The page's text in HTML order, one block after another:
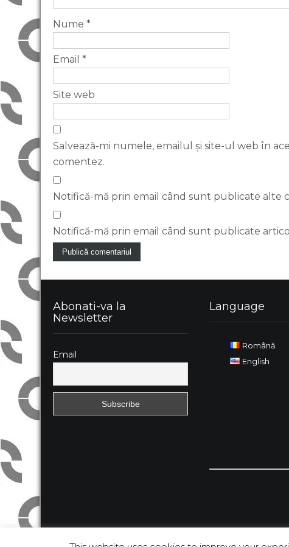
Nume *
Email *
Site web
Salvează-mi numele, emailul și site-ul web în
comentez.
Notifică-mă prin email când sunt publicate alte
Notifică-mă prin email când sunt publicate
Abonati-va la
Newsletter
Email
Language
Română
English